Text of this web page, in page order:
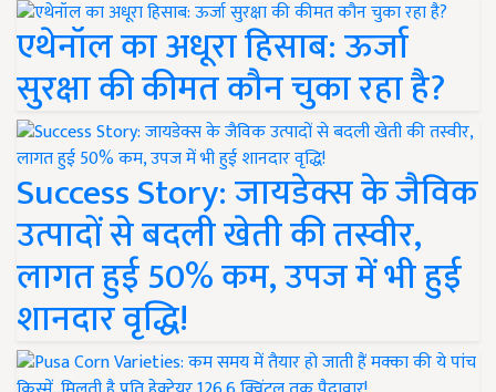
एथेनॉल का अधूरा हिसाब: ऊर्जा
सुरक्षा की कीमत कौन चुका रहा है?
Success Story: जायडेक्स के जैविक
उत्पादों से बदली खेती की तस्वीर,
लागत हुई 50% कम, उपज में भी हुई
शानदार वृद्धि!